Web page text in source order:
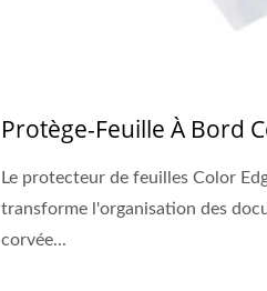
Protège-Feuille À Bord
Le protecteur de feuilles Color
transforme l'organisation des
corvée...